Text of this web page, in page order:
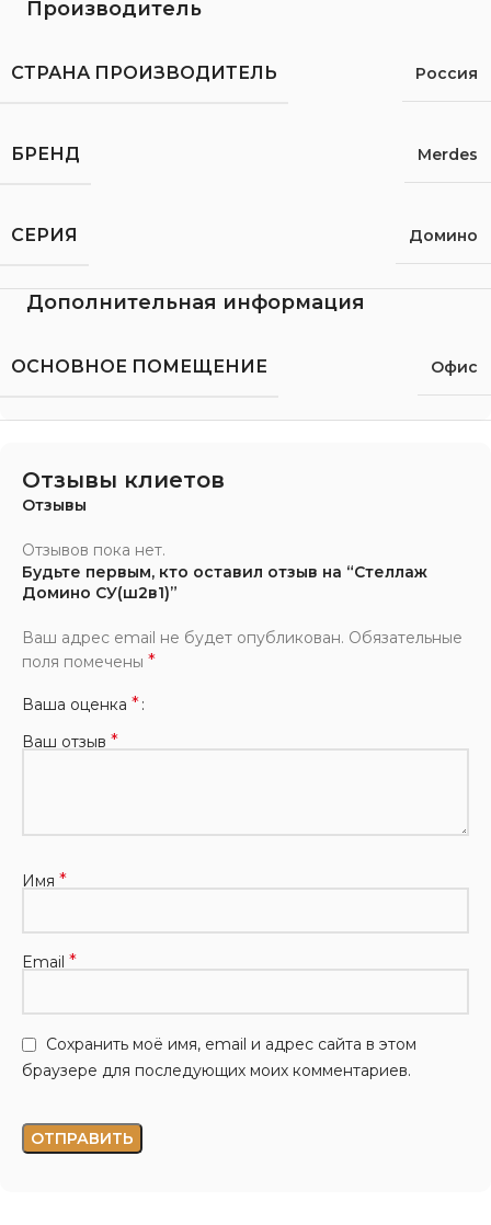
Производитель
СТРАНА ПРОИЗВОДИТЕЛЬ Россия
БРЕНД Merdes
СЕРИЯ Домино
Дополнительная информация
ОСНОВНОЕ ПОМЕЩЕНИЕ Офис
Отзывы клиетов
Отзывы
Отзывов пока нет.
Будьте первым, кто оставил отзыв на “Стеллаж
Домино СУ(ш2в1)”
Ваш адрес email не будет опубликован. Обязательные
поля помечены *
Ваша оценка *
Ваш отзыв *
Имя *
Email *
Сохранить моё имя, email и адрес сайта в этом
браузере для последующих моих комментариев.